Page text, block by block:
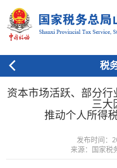
税
资本市场活跃、部分
三大
推动个人所得
发布时间：
来源：国家税